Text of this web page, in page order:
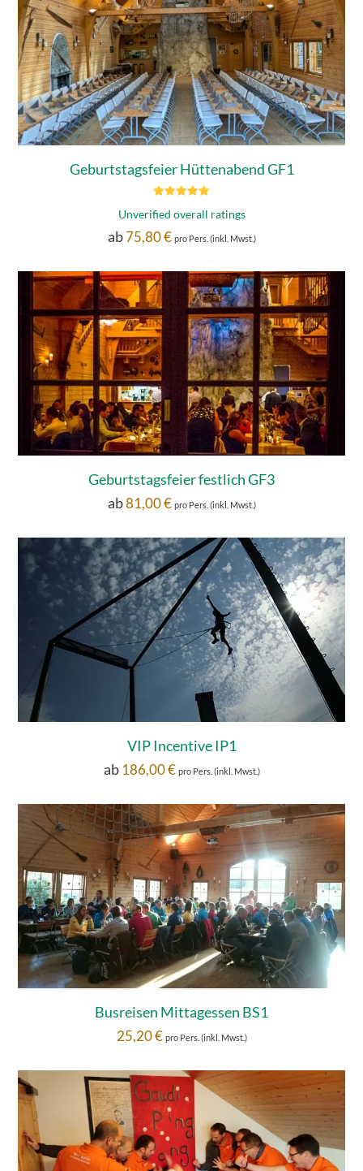
Geburtstagsfeier Hüttenabend GF1
5.00von 5
Unverified overall ratings
ab75,80€ pro Pers. (inkl. Mwst.)
Geburtstagsfeier festlich GF3
ab81,00€ pro Pers. (inkl. Mwst.)
VIP Incentive IP1
ab186,00€ pro Pers. (inkl. Mwst.)
Busreisen Mittagessen BS1
25,20€ pro Pers. (inkl. Mwst.)